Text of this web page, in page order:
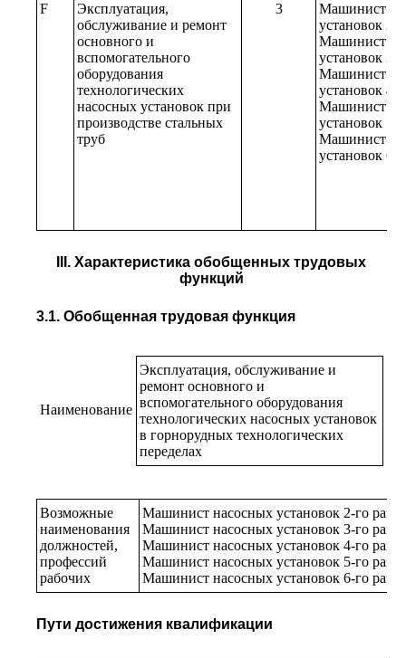
F
Эксплуатация,
обслуживание и ремонт
основного и
вспомогательного
оборудования
технологических
насосных установок при
производстве стальных
труб
3
Машинист
установок 2-
Машинист
установок 3-
Машинист
установок 4-
Машинист
установок 5-
Машинист
установок 6-
III. Характеристика обобщенных трудовых
функций
3.1. Обобщенная трудовая функция
Наименование
Эксплуатация, обслуживание и
ремонт основного и
вспомогательного оборудования
технологических насосных установок
в горнорудных технологических
переделах
Возможные
наименования
должностей,
профессий
рабочих
Машинист насосных установок 2-го
Машинист насосных установок 3-го
Машинист насосных установок 4-го
Машинист насосных установок 5-го
Машинист насосных установок 6-го
Пути достижения квалификации